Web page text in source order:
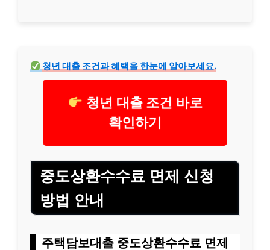
청년 대출 조건과 혜택을 한눈에 알아보세요.
청년 대출 조건 바로
확인하기
중도상환수수료 면제 신청
방법 안내
주택담보대출 중도상환수수료 면제